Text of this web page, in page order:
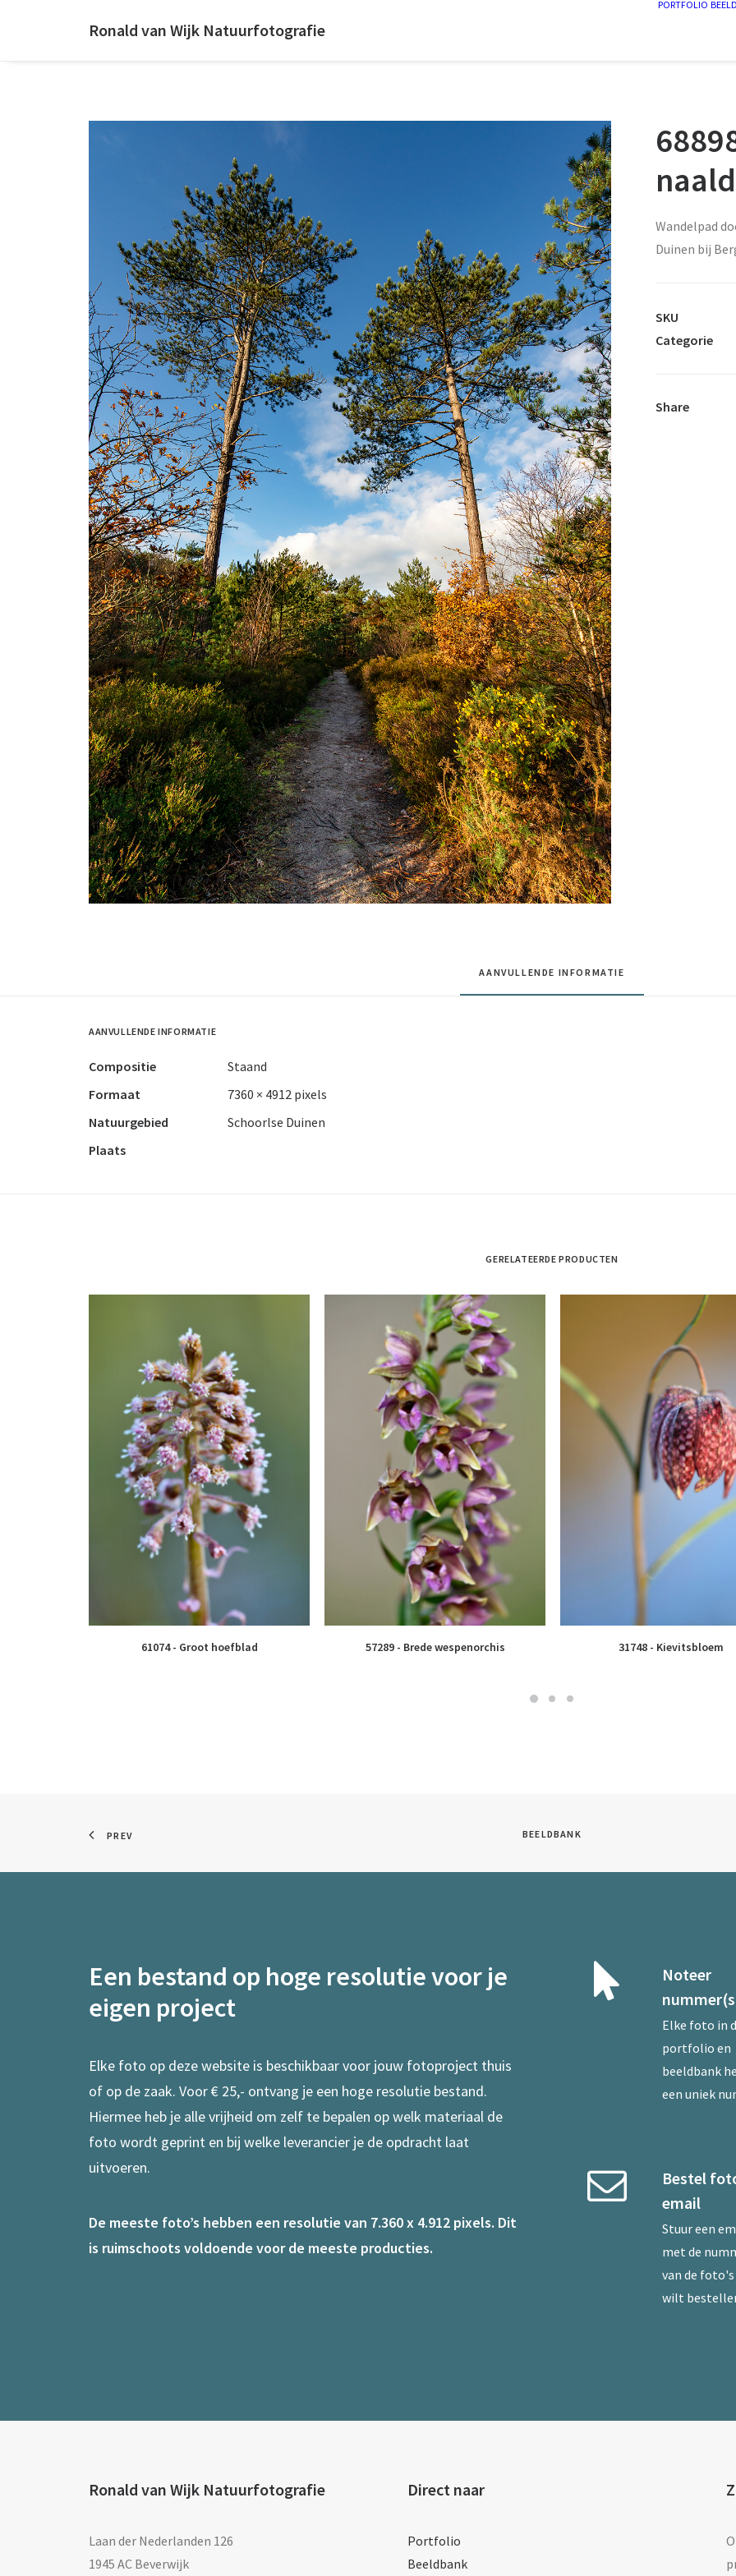
Ronald van Wijk Natuurfotografie
PORTFOLIO
Wandelpad
Duinen bij
SKU
Categorie
Share
AANVULLENDE INFORMATIE
AANVULLENDE INFORMATIE
Compositie
Staand
Formaat
7360 × 4912 pixels
Natuurgebied
Schoorlse Duinen
Plaats
GERELATEERDE PRODUCTEN
61074 - Groot hoefblad 57289 - Brede wespenorchis 31748 - Kievitsbloem
PREV BEELDBANK
Een bestand op hoge resolutie voor je
eigen project
Elke foto op deze website is beschikbaar voor jouw fotoproject thuis
of op de zaak. Voor € 25,- ontvang je een hoge resolutie bestand.
Hiermee heb je alle vrijheid om zelf te bepalen op welk materiaal de
foto wordt geprint en bij welke leverancier je de opdracht laat
uitvoeren.
De meeste foto’s hebben een resolutie van 7.360 x 4.912 pixels. Dit
is ruimschoots voldoende voor de meeste producties.
Noteer
Elke foto in
portfolio en
beeldbank
een uniek
Bestel
email
Stuur een
met de
van de foto's
wilt
Ronald van Wijk Natuurfotografie
Laan der Nederlanden 126
1945 AC Beverwijk
Direct naar
Portfolio
Beeldbank